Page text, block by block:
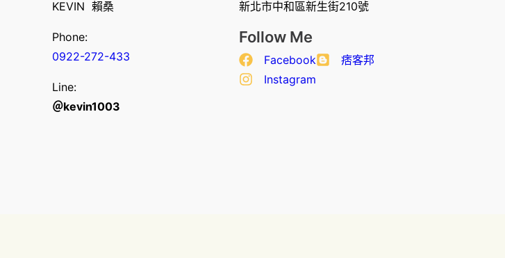
KEVIN 賴桑
Phone:
0922-272-433
Line:
＠kevin1003
新北市中和區新生街210號
Follow Me
Facebook
痞客邦
Instagram